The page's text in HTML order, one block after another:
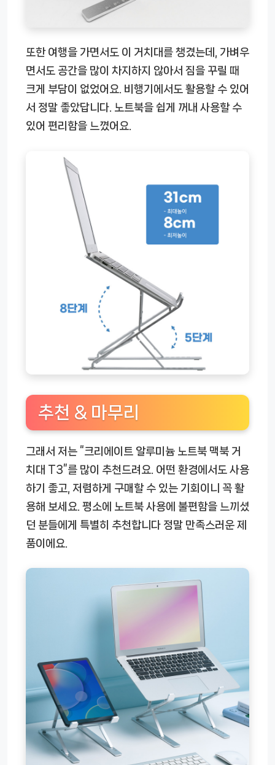
또한 여행을 가면서도 이 거치대를 챙겼는데, 가벼우
면서도 공간을 많이 차지하지 않아서 짐을 꾸릴 때
크게 부담이 없었어요. 비행기에서도 활용할 수 있어
서 정말 좋았답니다. 노트북을 쉽게 꺼내 사용할 수
있어 편리함을 느꼈어요.
추천 & 마무리
그래서 저는 “크리에이트 알루미늄 노트북 맥북 거
치대 T3”를 많이 추천드려요. 어떤 환경에서도 사용
하기 좋고, 저렴하게 구매할 수 있는 기회이니 꼭 활
용해 보세요. 평소에 노트북 사용에 불편함을 느끼셨
던 분들에게 특별히 추천합니다 정말 만족스러운 제
품이에요.